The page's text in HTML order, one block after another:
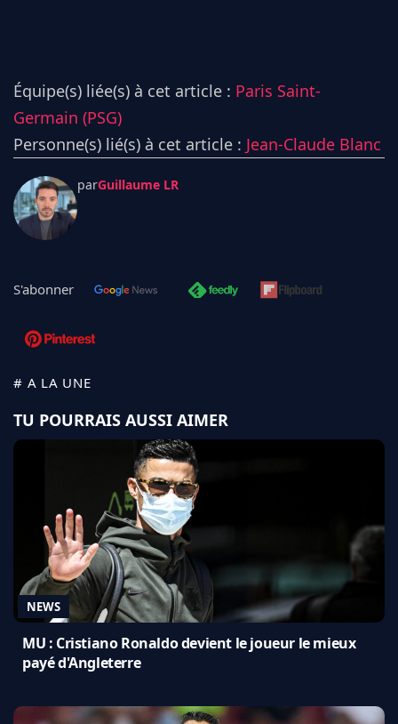
Équipe(s) liée(s) à cet article : Paris Saint-
Germain (PSG)
Personne(s) lié(s) à cet article : Jean-Claude Blanc
parGuillaume LR
S'abonner
# A LA UNE
TU POURRAIS AUSSI AIMER
NEWS
MU : Cristiano Ronaldo devient le joueur le mieux
payé d'Angleterre